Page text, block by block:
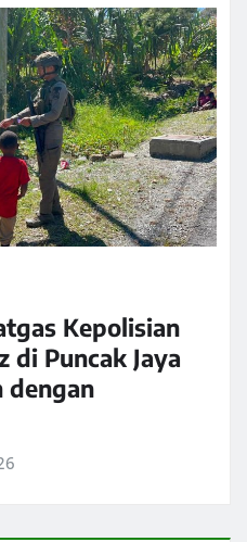
Kepolisian
di Puncak Jaya
dengan